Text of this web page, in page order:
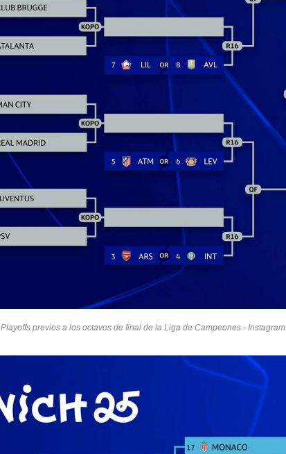
Playoffs previos a los octavos de final de la Liga de Campeones - Instagram